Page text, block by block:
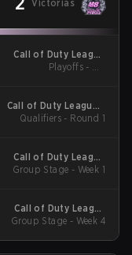
Victorias
Call of Duty League
Major 3
Playoffs - UB
Call of Duty League -
Call of Duty League
Qualifiers - Round 1
Call of Duty League
2026 Regular Season
Group Stage - Week 1
Call of Duty League
2026 Regular Season
Group Stage - Week 4